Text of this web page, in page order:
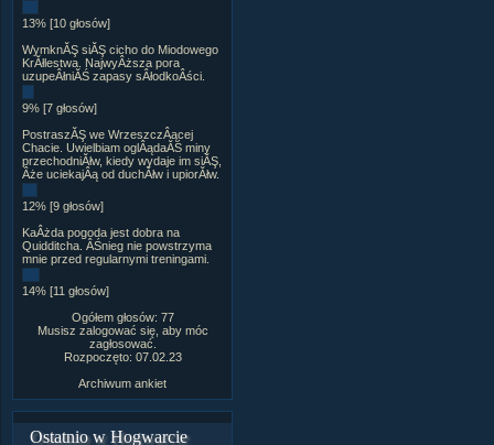
13% [10 głosów]
WymknĂŞ siĂŞ cicho do Miodowego
KrĂłlestwa. NajwyÂższa pora
uzupeÂłniĂŚ zapasy sÂłodkoÂści.
9% [7 głosów]
PostraszĂŞ we WrzeszczÂącej
Chacie. Uwielbiam oglÂądaĂŚ miny
przechodniĂłw, kiedy wydaje im siĂŞ,
Âże uciekajÂą od duchĂłw i upiorĂłw.
12% [9 głosów]
KaÂżda pogoda jest dobra na
Quidditcha. ÂŚnieg nie powstrzyma
mnie przed regularnymi treningami.
14% [11 głosów]
Ogółem głosów: 77
Musisz zalogować się, aby móc
zagłosować.
Rozpoczęto: 07.02.23
Archiwum ankiet
Ostatnio w Hogwarcie